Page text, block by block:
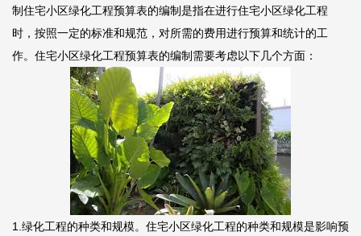
制住宅小区绿化工程预算表的编制是指在进行住宅小区绿化工程
时，按照一定的标准和规范，对所需的费用进行预算和统计的工
作。住宅小区绿化工程预算表的编制需要考虑以下几个方面：
1.绿化工程的种类和规模。住宅小区绿化工程的种类和规模是影响预